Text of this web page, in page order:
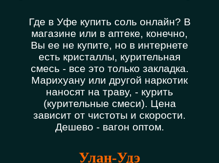
Где в Уфе купить соль онлайн? В
магазине или в аптеке, конечно,
Вы ее не купите, но в интернете
есть кристаллы, курительная
смесь - все это только закладка.
Марихуану или другой наркотик
наносят на траву, - курить
(курительные смеси). Цена
зависит от чистоты и скорости.
Дешево - вагон оптом.
Улан-Удэ